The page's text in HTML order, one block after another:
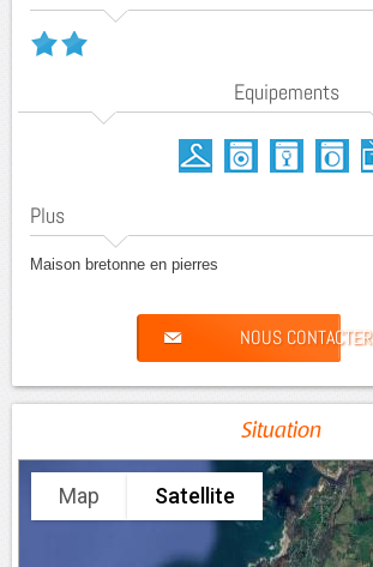
Equipements
Plus
Maison bretonne en pierres
NOUS CONTACTER
Situation
Map Satellite